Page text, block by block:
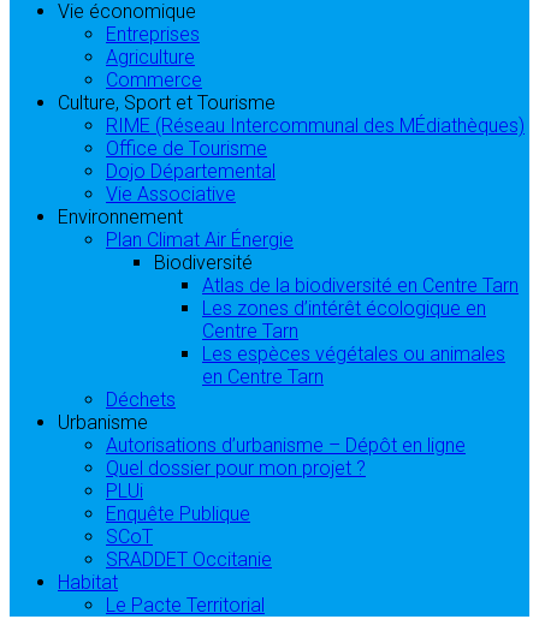
Vie économique
Entreprises
Agriculture
Commerce
Culture, Sport et Tourisme
RIME (Réseau Intercommunal des MÉdiathèques)
Office de Tourisme
Dojo Départemental
Vie Associative
Environnement
Plan Climat Air Énergie
Biodiversité
Atlas de la biodiversité en Centre Tarn
Les zones d’intérêt écologique en
Centre Tarn
Les espèces végétales ou animales
en Centre Tarn
Déchets
Urbanisme
Autorisations d’urbanisme – Dépôt en ligne
Quel dossier pour mon projet ?
PLUi
Enquête Publique
SCoT
SRADDET Occitanie
Habitat
Le Pacte Territorial